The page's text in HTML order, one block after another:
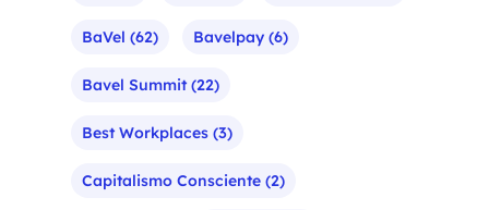
BaVel (62) Bavelpay (6)
Bavel Summit(22)
Best Workplaces (3)
Capitalismo Consciente (2)